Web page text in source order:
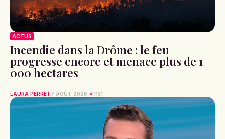
ACTUS
Incendie dans la Drôme : le feu
progresse encore et menace plus de 1
000 hectares
LAURA PERRET7 AOÛT 2026 11:31